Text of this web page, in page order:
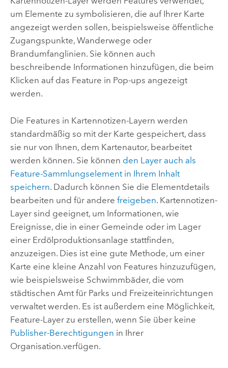
um Elemente zu symbolisieren, die auf Ihrer Karte
angezeigt werden sollen, beispielsweise öffentliche
Zugangspunkte, Wanderwege oder
Brandumfanglinien. Sie können auch
beschreibende Informationen hinzufügen, die beim
Klicken auf das Feature in Pop-ups angezeigt
werden.
Die Features in Kartennotizen-Layern werden
standardmäßig so mit der Karte gespeichert, dass
sie nur von Ihnen, dem Kartenautor, bearbeitet
werden können. Sie können den Layer auch als
Feature-Sammlungselement in Ihrem Inhalt
speichern. Dadurch können Sie die Elementdetails
bearbeiten und für andere freigeben. Kartennotizen-
Layer sind geeignet, um Informationen, wie
Ereignisse, die in einer Gemeinde oder im Lager
einer Erdölproduktionsanlage stattfinden,
anzuzeigen. Dies ist eine gute Methode, um einer
Karte eine kleine Anzahl von Features hinzuzufügen,
wie beispielsweise Schwimmbäder, die vom
städtischen Amt für Parks und Freizeiteinrichtungen
verwaltet werden. Es ist außerdem eine Möglichkeit,
Feature-Layer zu erstellen, wenn Sie über keine
Publisher-Berechtigungen in Ihrer
Organisation.verfügen.